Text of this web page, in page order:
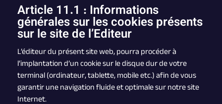
Article 11.1 : Informations
générales sur les cookies présents
sur le site de l’Editeur
L’éditeur du présent site web, pourra procéder à
l’implantation d’un cookie sur le disque dur de votre
terminal (ordinateur, tablette, mobile etc.) afin de vous
garantir une navigation fluide et optimale sur notre site
Internet.